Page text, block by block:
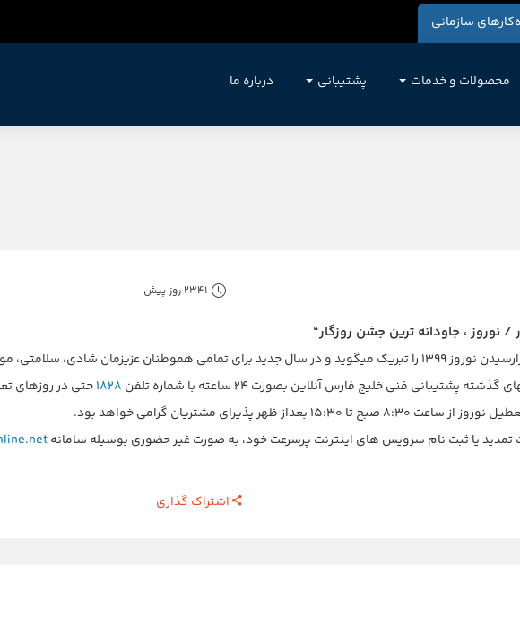
سازمانی
محصولات و خدمات پشتیبانی درباره ما
2341 روز پیش
نوروز ، جاودانه ترین جشن روزگار“
سلامتی، موفقیت و بهروزی آرزو میکند.
فنی خلیج فارس آنلاین بصورت ۲۴ ساعته با شماره تلفن
۱۸۲۸حتی در روزهای
ظهر پذیرای مشتریان گرامی خواهد بود.
تمدید یا ثبت نام سرویس های اینترنت پرسرعت خود، به صورت غیر حضوری بوسیله سامانه
اشتراک گذاری